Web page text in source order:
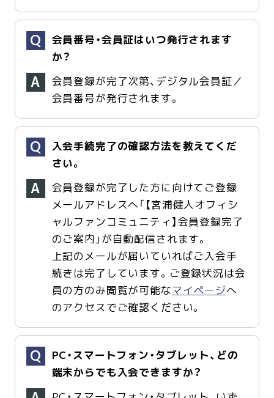
会員番号・会員証はいつ発行されます
か？
会員登録が完了次第、デジタル会員証／
会員番号が発行されます。
入会手続完了の確認方法を教えてくだ
さい。
会員登録が完了した方に向けてご登録
メールアドレスへ「【宮浦健人オフィシ
ャルファンコミュニティ】会員登録完了
のご案内」が自動配信されます。
上記のメールが届いていればご入会手
続きは完了しています。ご登録状況は会
員の方のみ閲覧が可能なマイページへ
のアクセスでご確認ください。
PC・スマートフォン・タブレット、どの
端末からでも入会できますか？